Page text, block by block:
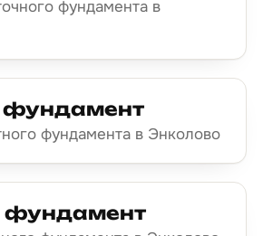
фундамента в
фундамента в Энколово